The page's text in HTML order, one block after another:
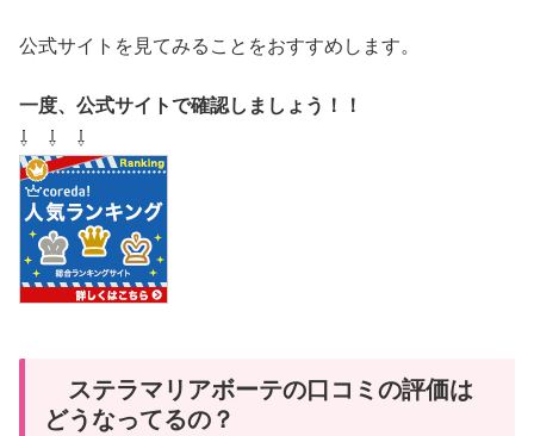
公式サイトを見てみることをおすすめします。
一度、公式サイトで確認しましょう！！
⇩ ⇩ ⇩
ステラマリアボーテの口コミの評価は
どうなってるの？